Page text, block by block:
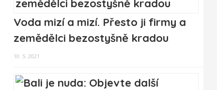
Voda mizí a mizí. Přesto ji firmy a
zemědělci bezostyšně kradou
10. 5. 2021